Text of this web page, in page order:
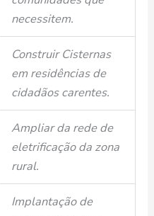
necessitem.
Construir Cisternas
em residências de
cidadãos carentes.
Ampliar da rede de
eletrificação da zona
rural.
Implantação de